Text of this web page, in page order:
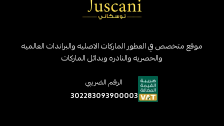
موقع متخصص في العطور الماركات الاصليه والبراندات العالميه
والحصريه والنادره وبدائل الماركات
الرقم الضريبي
302283093900003